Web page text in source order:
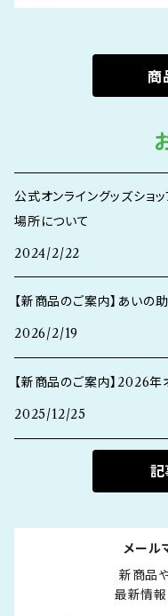
商
公式オンライングッズショ
場所について
2024/2/22
【新商品のご案内】あいの
2026/2/19
【新商品のご案内】2026
2025/12/25
記
メール
新商品
最新情報